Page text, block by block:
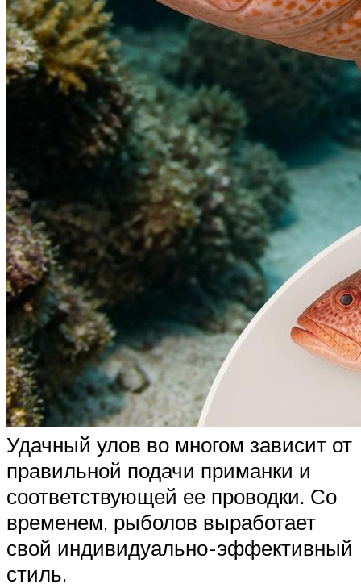
Удачный улов во многом зависит от
правильной подачи приманки и
соответствующей ее проводки. Со
временем, рыболов выработает
свой индивидуально-эффективный
стиль.